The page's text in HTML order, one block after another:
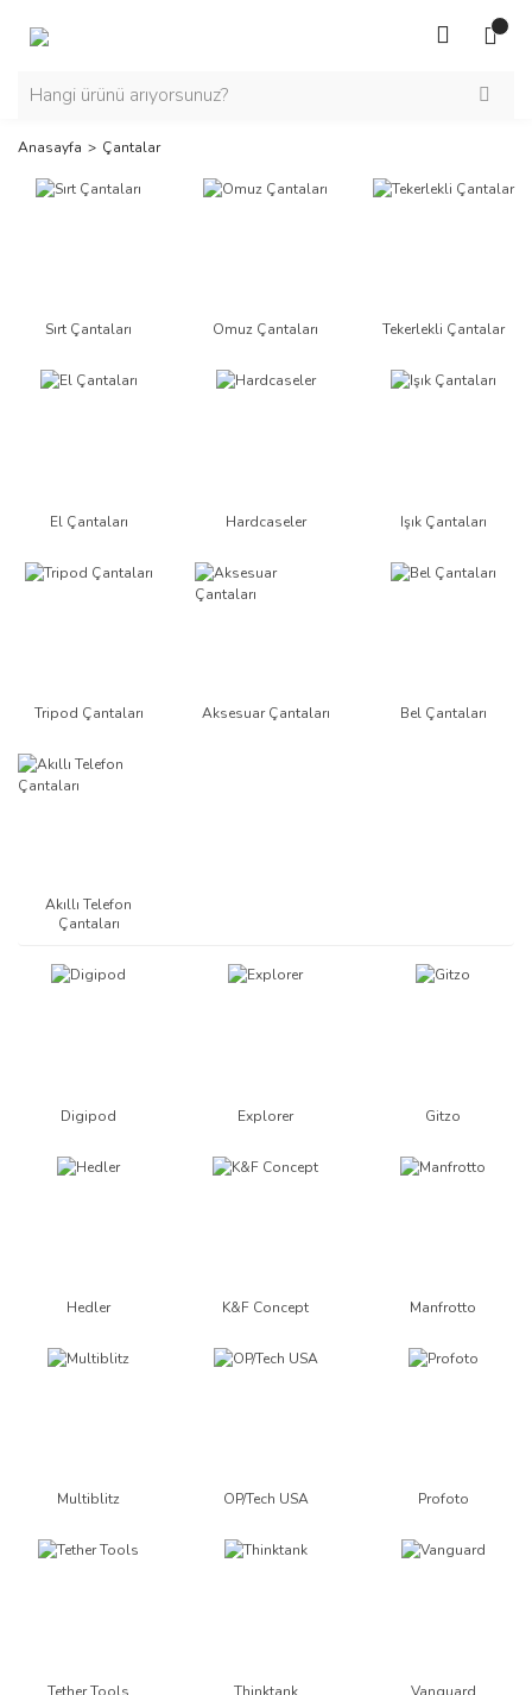
Anasayfa Çantalar
Sırt Çantaları Omuz Çantaları Tekerlekli Çantalar
El Çantaları Hardcaseler Işık Çantaları
Tripod Çantaları Aksesuar Çantaları Bel Çantaları
Akıllı Telefon
Çantaları
Digipod Explorer Gitzo
Hedler K&F Concept Manfrotto
Multiblitz OP/Tech USA Profoto
Tether Tools Thinktank Vanguard